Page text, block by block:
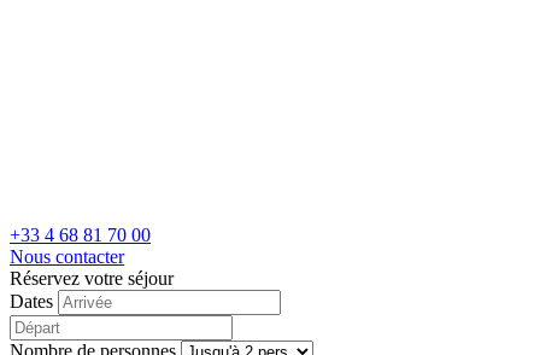
+33 4 68 81 70 00
Nous contacter
Réservez votre séjour
Dates
Nombre de personnes